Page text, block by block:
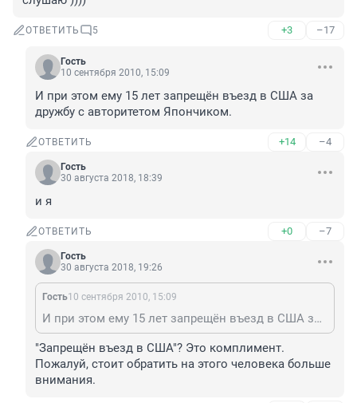
ОТВЕТИТЬ 5 +3 –17
Гость
10 сентября 2010, 15:09
И при этом ему 15 лет запрещён въезд в США за
дружбу с авторитетом Япончиком.
ОТВЕТИТЬ +14 –4
Гость
30 августа 2018, 18:39
и я
ОТВЕТИТЬ +0 –7
Гость
30 августа 2018, 19:26
Гость10 сентября 2010, 15:09
И при этом ему 15 лет запрещён въезд в США за дружбу с авторитетом Япончиком.
"Запрещён въезд в США"? Это комплимент.
Пожалуй, стоит обратить на этого человека больше
внимания.